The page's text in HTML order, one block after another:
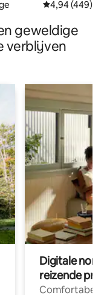
Gemiddelde
4,94 (449)
geweldige
verblijven
Digitale
reizende
Comfortabele